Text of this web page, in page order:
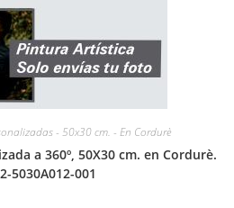
- 50x30 cm. - En Cordurè
a 360º, 50X30 cm. en Cordurè.
5030A012-001